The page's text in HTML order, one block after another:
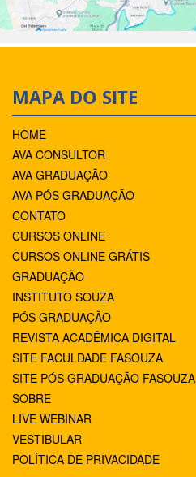
MAPA DO SITE
HOME
AVA CONSULTOR
AVA GRADUAÇÃO
AVA PÓS GRADUAÇÃO
CONTATO
CURSOS ONLINE
CURSOS ONLINE GRÁTIS
GRADUAÇÃO
INSTITUTO SOUZA
PÓS GRADUAÇÃO
REVISTA ACADÊMICA DIGITAL
SITE FACULDADE FASOUZA
SITE PÓS GRADUAÇÃO FASOUZA
SOBRE
LIVE WEBINAR
VESTIBULAR
POLÍTICA DE PRIVACIDADE